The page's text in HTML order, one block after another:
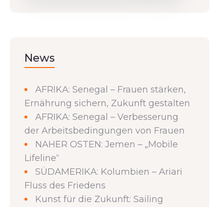
News
AFRIKA: Senegal – Frauen stärken,
Ernährung sichern, Zukunft gestalten
AFRIKA: Senegal – Verbesserung
der Arbeitsbedingungen von Frauen
NAHER OSTEN: Jemen – „Mobile
Lifeline“
SÜDAMERIKA: Kolumbien – Ariari
Fluss des Friedens
Kunst für die Zukunft: Sailing